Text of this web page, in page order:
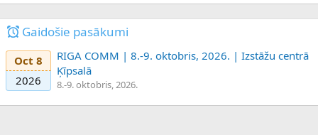
Gaidošie pasākumi
Oct 8
2026
RIGA COMM | 8.-9. oktobris, 2026. | Izstāžu centrā
Ķīpsalā
8.-9. oktobris, 2026.